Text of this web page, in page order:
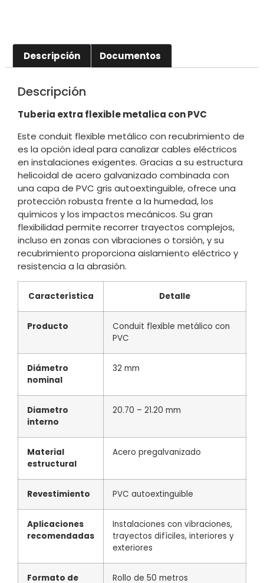
Descripción Documentos
Descripción
Tuberia extra flexible metalica con PVC
Este conduit flexible metálico con recubrimiento de
es la opción ideal para canalizar cables eléctricos
en instalaciones exigentes. Gracias a su estructura
helicoidal de acero galvanizado combinada con
una capa de PVC gris autoextinguible, ofrece una
protección robusta frente a la humedad, los
químicos y los impactos mecánicos. Su gran
flexibilidad permite recorrer trayectos complejos,
incluso en zonas con vibraciones o torsión, y su
recubrimiento proporciona aislamiento eléctrico y
resistencia a la abrasión.
Característica Detalle
Producto
Conduit flexible metálico con
PVC
Diámetro
nominal
32 mm
Diametro
interno
20.70 – 21.20 mm
Material
estructural
Acero pregalvanizado
Revestimiento PVC autoextinguible
Aplicaciones
recomendadas
Instalaciones con vibraciones,
trayectos difíciles, interiores y
exteriores
Formato de Rollo de 50 metros